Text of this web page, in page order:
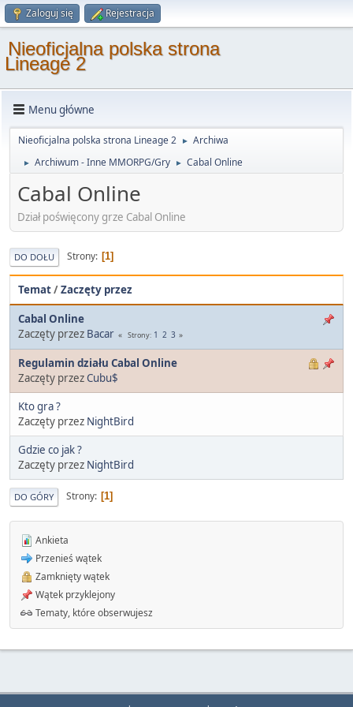
Zaloguj się Rejestracja
Nieoficjalna polska strona
Lineage 2
Menu główne
Nieoficjalna polska strona Lineage 2 ► Archiwa
► Archiwum - Inne MMORPG/Gry ► Cabal Online
Cabal Online
Dział poświęcony grze Cabal Online
DO DOŁU Strony 1
Temat/Zaczęty przez
Cabal Online
Zaczęty przez Bacar Strony 1 2 3
Regulamin działu Cabal Online
Zaczęty przezCubu$
Kto gra ?
Zaczęty przez NightBird
Gdzie co jak ?
Zaczęty przez NightBird
DO GÓRY Strony 1
Ankieta
Przenieś wątek
Zamknięty wątek
Wątek przyklejony
Tematy, które obserwujesz